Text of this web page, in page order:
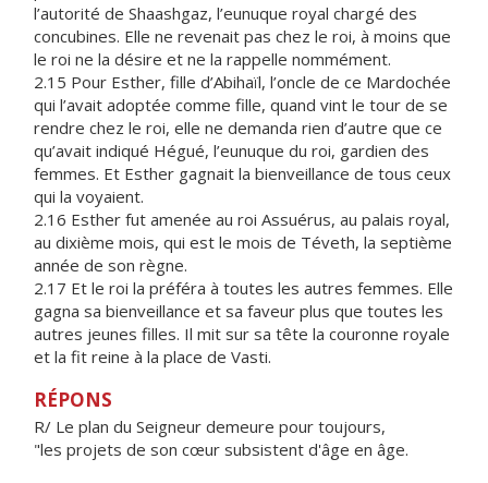
l’autorité de Shaashgaz, l’eunuque royal chargé des
concubines. Elle ne revenait pas chez le roi, à moins que
le roi ne la désire et ne la rappelle nommément.
2.15 Pour Esther, fille d’Abihaïl, l’oncle de ce Mardochée
qui l’avait adoptée comme fille, quand vint le tour de se
rendre chez le roi, elle ne demanda rien d’autre que ce
qu’avait indiqué Hégué, l’eunuque du roi, gardien des
femmes. Et Esther gagnait la bienveillance de tous ceux
qui la voyaient.
2.16 Esther fut amenée au roi Assuérus, au palais royal,
au dixième mois, qui est le mois de Téveth, la septième
année de son règne.
2.17 Et le roi la préféra à toutes les autres femmes. Elle
gagna sa bienveillance et sa faveur plus que toutes les
autres jeunes filles. Il mit sur sa tête la couronne royale
et la fit reine à la place de Vasti.
RÉPONS
R/ Le plan du Seigneur demeure pour toujours,
"les projets de son cœur subsistent d'âge en âge.